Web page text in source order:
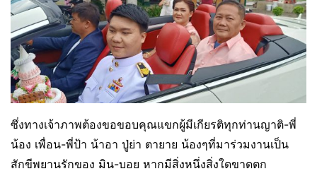
ซึ่งทางเจ้าภาพต้องขอขอบคุณแขกผู้มีเกียรติทุกท่านญาติ-พี่
น้อง เพื่อน-พี่ป้า น้าอา ปู่ย่า ตายาย น้องๆที่มาร่วมงานเป็น
สักขีพยานรักของ มิน-บอย หากมีสิ่งหนึ่งสิ่งใดขาดตก